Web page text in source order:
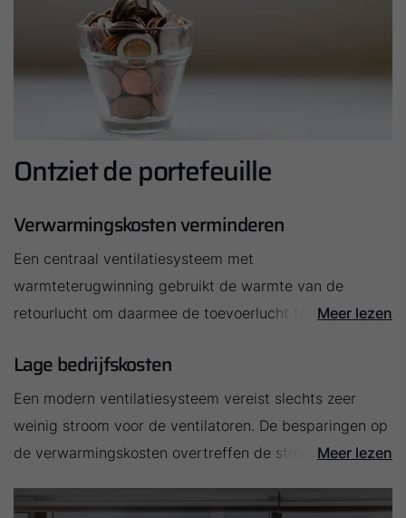
Ontziet de portefeuille
Verwarmingskosten verminderen
Een centraal ventilatiesysteem met
warmteterugwinning gebruikt de warmte van de
retourlucht om daarmee de toevoerlucht te verwarmen.
en reduceert de verwarmingskosten overeenkomstig.
Meer lezen
Lage bedrijfskosten
Een modern ventilatiesysteem vereist slechts zeer
weinig stroom voor de ventilatoren. De besparingen op
de verwarmingskosten overtreffen de stroomkosten
van de vervanging van de filters. De ventilatiekanalen
Meer lezen